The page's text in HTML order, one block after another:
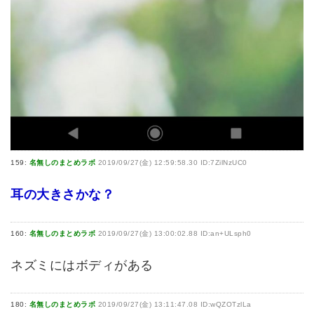
159: 名無しのまとめラボ 2019/09/27(金) 12:59:58.30 ID:7ZilNzUC0
耳の大きさかな？
160: 名無しのまとめラボ 2019/09/27(金) 13:00:02.88 ID:an+ULsph0
ネズミにはボディがある
180: 名無しのまとめラボ 2019/09/27(金) 13:11:47.08 ID:wQZOTzlLa